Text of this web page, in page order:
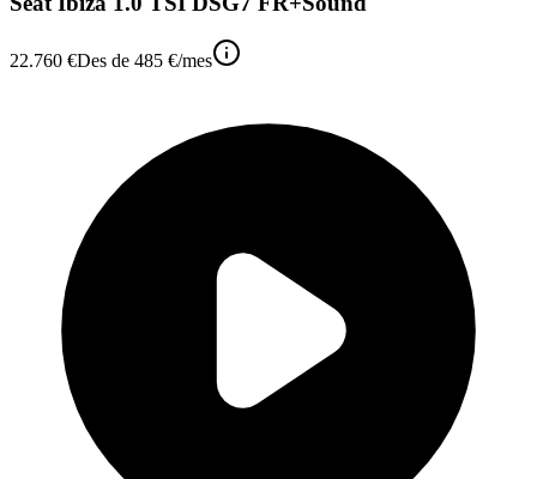
22.760 €Des de 485 €/mes